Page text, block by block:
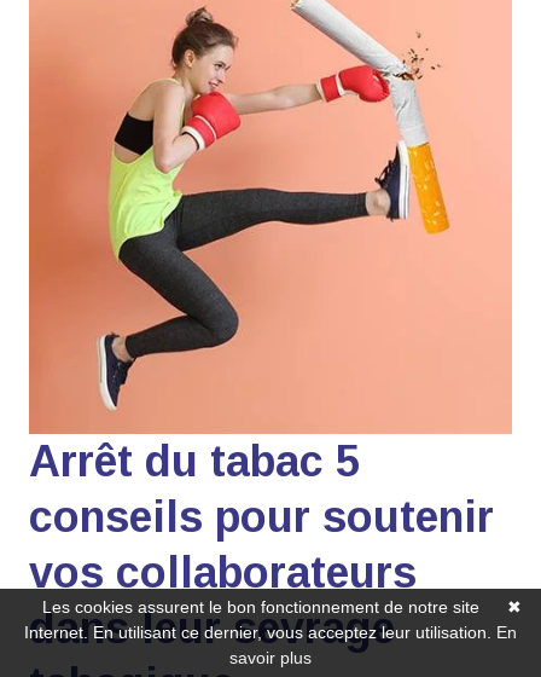
Arrêt du tabac 5
conseils pour soutenir
vos collaborateurs
dans leur sevrage
✖
Les cookies assurent le bon fonctionnement de notre site
Internet. En utilisant ce dernier, vous acceptez leur utilisation. En
savoir plus